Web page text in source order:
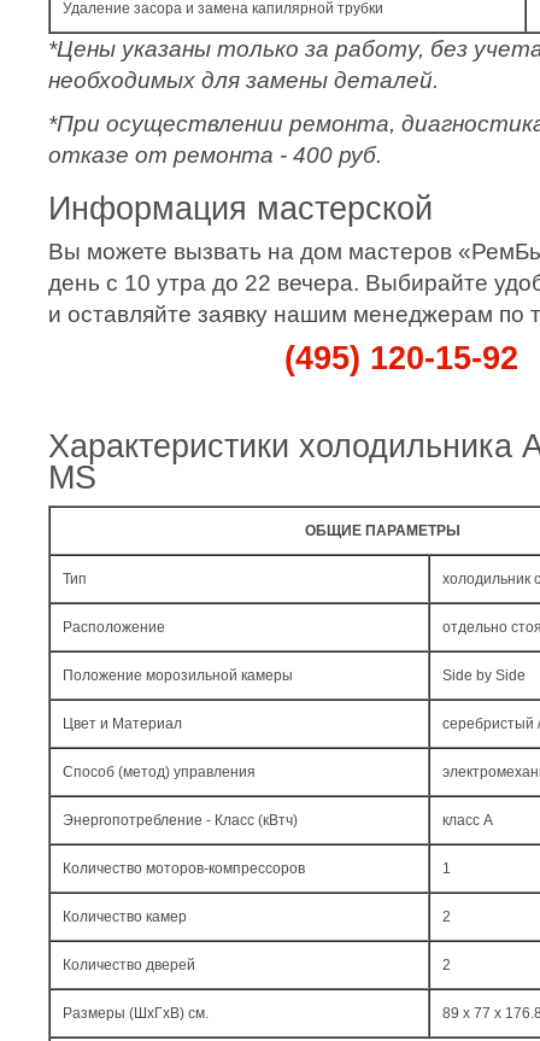
Удаление засора и замена капилярной трубки
*Цены указаны только за работу, без
необходимых для замены деталей.
*При осуществлении ремонта,
отказе от ремонта - 400 руб.
Информация мастерской
Вы можете вызвать на дом мастеров
день с 10 утра до 22 вечера. Выбирайте
и оставляйте заявку нашим менеджерам по
(495) 120-15-92
Характеристики холодильника
MS
ОБЩИЕ ПАРАМЕТРЫ
Тип холодильник
Расположение отдельно
Положение морозильной камеры Side by Side
Цвет и Материал серебристый
Способ (метод) управления
Энергопотребление - Класс (кВтч) класс A
Количество моторов-компрессоров 1
Количество камер 2
Количество дверей 2
Размеры (ШxГxВ) см. 89 x 77 x